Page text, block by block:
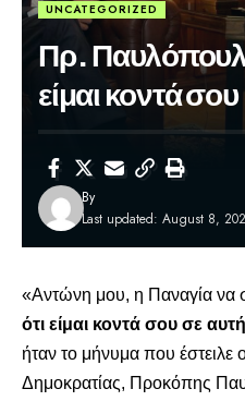
UNCATEGORIZED
Πρ.
είμαι κοντά σου
Last updated: August 8,
By
«Αντώνη μου, η Παναγία να
ότι είμαι κοντά σου σε
ήταν το μήνυμα που
Δημοκρατίας, Προκόπης